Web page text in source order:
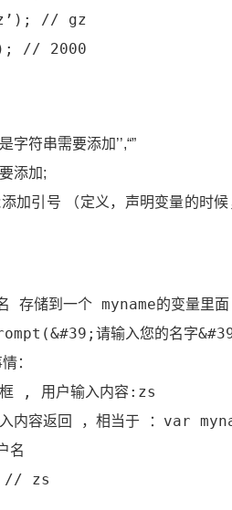
// gz
// 2000
字符串需要添加’’,“”
添加;
加引号 （定义，声明变量的时
储到一个 myname的变量里面
请输入您的名字
：
, 用户输入内容:zs
容返回 ，相当于 ：var
名
// zs